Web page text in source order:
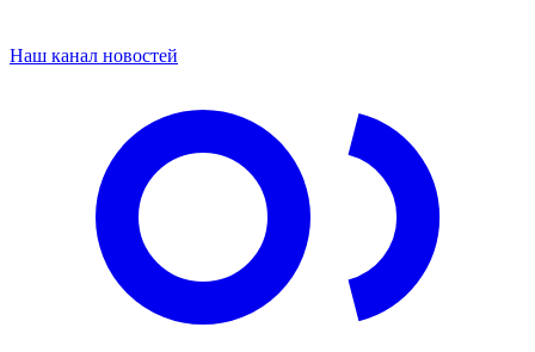
Наш канал новостей